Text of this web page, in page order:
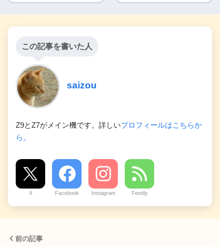
この記事を書いた人
saizou
Z9とZ7がメイン機です。詳しいプロフィールはこちらか
ら。
X Facebook Instagram Feedly
前の記事